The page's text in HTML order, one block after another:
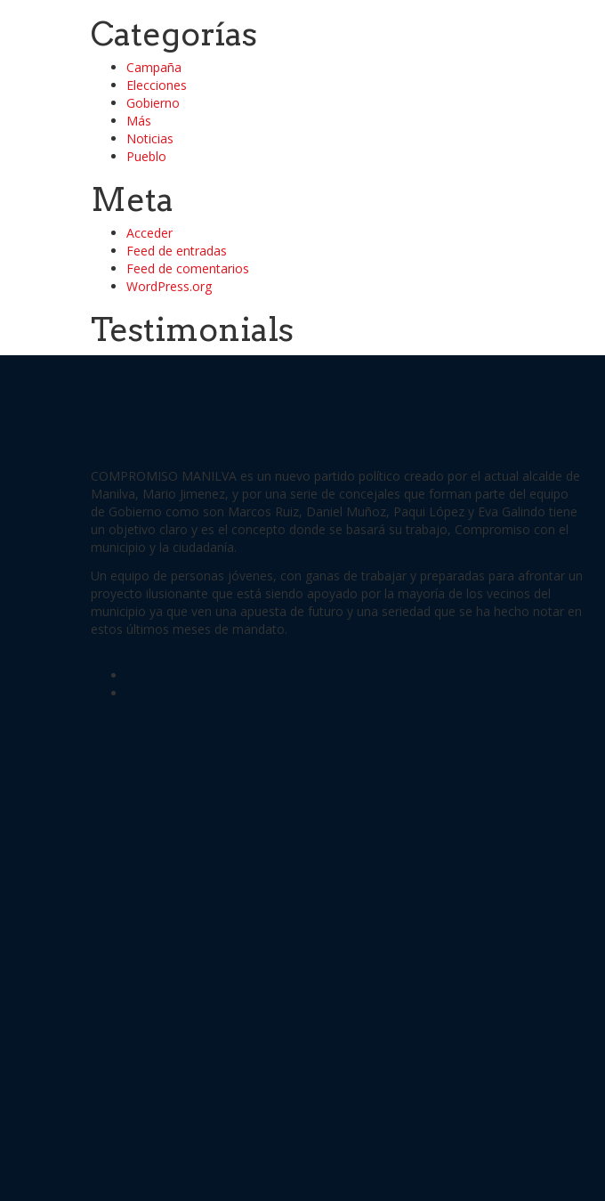
Categorías
Campaña
Elecciones
Gobierno
Más
Noticias
Pueblo
Meta
Acceder
Feed de entradas
Feed de comentarios
WordPress.org
Testimonials
COMPROMISO MANILVA es un nuevo partido político creado por el actual alcalde de
Manilva, Mario Jimenez, y por una serie de concejales que forman parte del equipo
de Gobierno como son Marcos Ruiz, Daniel Muñoz, Paqui López y Eva Galindo tiene
un objetivo claro y es el concepto donde se basará su trabajo, Compromiso con el
municipio y la ciudadanía.
Un equipo de personas jóvenes, con ganas de trabajar y preparadas para afrontar un
proyecto ilusionante que está siendo apoyado por la mayoría de los vecinos del
municipio ya que ven una apuesta de futuro y una seriedad que se ha hecho notar en
estos últimos meses de mandato.